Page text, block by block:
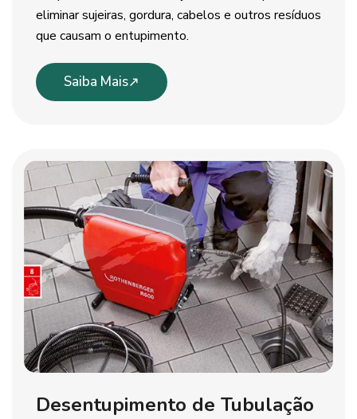
eliminar sujeiras, gordura, cabelos e outros resíduos
que causam o entupimento.
Saiba Mais
Desentupimento de Tubulação